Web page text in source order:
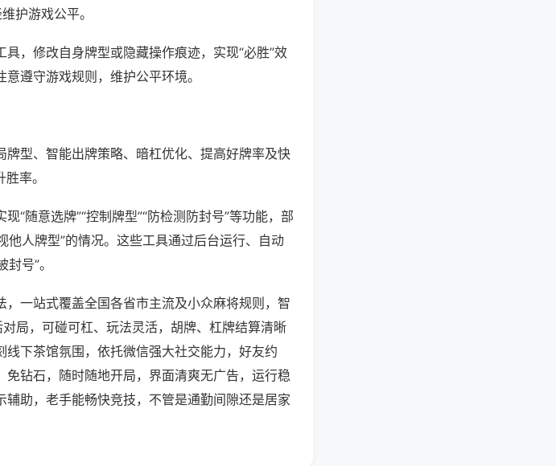
护游戏公平。
，修改自身牌型或隐藏操作痕迹，实现“必胜”效
遵守游戏规则，维护公平环境。
型、智能出牌策略、暗杠优化、提高好牌率及快
率。
“随意选牌”“控制牌型”“防检测防封号”等功能，部
他人牌型”的情况。这些工具通过后台运行、自动
号”。
一站式覆盖全国各省市主流及小众麻将规则，智
局，可碰可杠、玩法灵活，胡牌、杠牌结算清晰
下茶馆氛围，依托微信强大社交能力，好友约
钻石，随时随地开局，界面清爽无广告，运行稳
助，老手能畅快竞技，不管是通勤间隙还是居家